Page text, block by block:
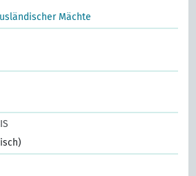
Mächte